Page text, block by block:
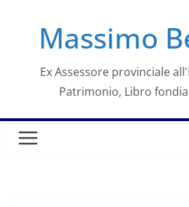
contenutoMassimo
Ex Assessore provinciale
Patrimonio, Libro